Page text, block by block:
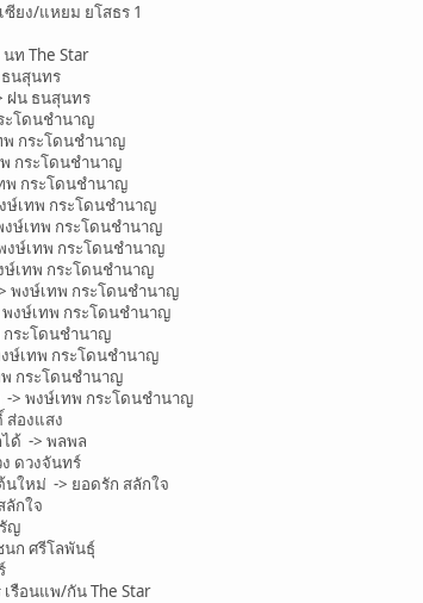
ยง/แหยม ยโสธร 1
ท The Star
ธนสุนทร
ฝน ธนสุนทร
ะโดนชำนาญ
พ กระโดนชำนาญ
กระโดนชำนาญ
พ กระโดนชำนาญ
ษ์เทพ กระโดนชำนาญ
งษ์เทพ กระโดนชำนาญ
งษ์เทพ กระโดนชำนาญ
ษ์เทพ กระโดนชำนาญ
พงษ์เทพ กระโดนชำนาญ
พงษ์เทพ กระโดนชำนาญ
กระโดนชำนาญ
ษ์เทพ กระโดนชำนาญ
พ กระโดนชำนาญ
-> พงษ์เทพ กระโดนชำนาญ
ส่องแสง
ได้ -> พลพล
ดวงจันทร์
นใหม่ -> ยอดรัก สลักใจ
ลักใจ
ญ
นก ศรีโลพันธุ์
เรือนแพ/กัน The Star